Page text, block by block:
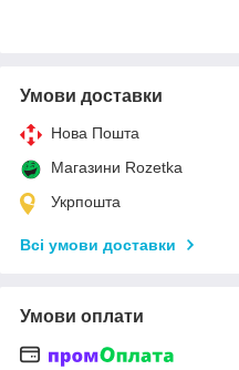
Умови доставки
Нова Пошта
Магазини Rozetka
Укрпошта
Всі умови доставки
Умови оплати